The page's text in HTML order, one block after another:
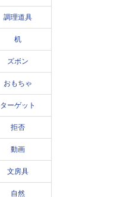
調理道具
机
ズボン
おもちゃ
ターゲット
拒否
動画
文房具
自然